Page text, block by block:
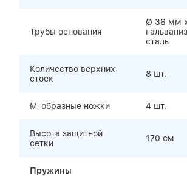
Трубы основания
Ø 38 мм
сталь
Количество верхних
стоек
8 шт.
М-образные ножки 4 шт.
Высота защитной
сетки
170 cм
Пружины